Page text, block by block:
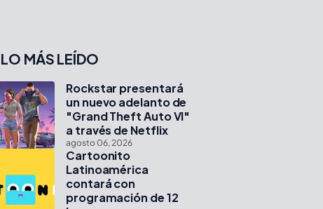
LO MÁS LEÍDO
Rockstar presentará
un nuevo adelanto de
"Grand Theft Auto VI"
a través de Netflix
agosto 06, 2026
Cartoonito
Latinoamérica
contará con
programación de 12